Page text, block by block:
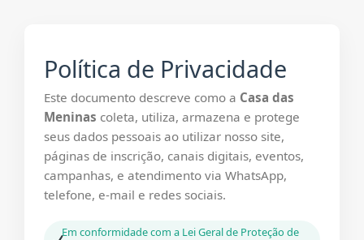
Política de Privacidade
Este documento descreve como a Casa das
Meninas coleta, utiliza, armazena e protege
seus dados pessoais ao utilizar nosso site,
páginas de inscrição, canais digitais, eventos,
campanhas, e atendimento via WhatsApp,
telefone, e-mail e redes sociais.
Em conformidade com a Lei Geral de Proteção de